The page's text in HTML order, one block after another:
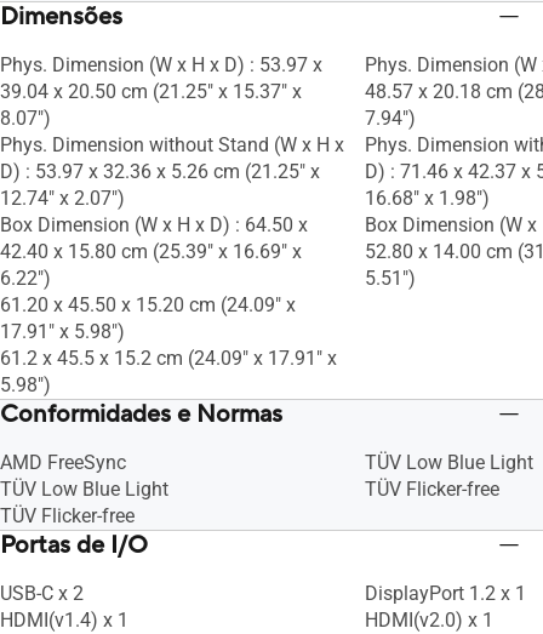
Dimensões
Phys. Dimension (W x H x D) : 53.97 x
39.04 x 20.50 cm (21.25" x 15.37" x
8.07")
Phys. Dimension without Stand (W x H x
D) : 53.97 x 32.36 x 5.26 cm (21.25" x
12.74" x 2.07")
Box Dimension (W x H x D) : 64.50 x
42.40 x 15.80 cm (25.39" x 16.69" x
6.22")
61.20 x 45.50 x 15.20 cm (24.09" x
17.91" x 5.98")
61.2 x 45.5 x 15.2 cm (24.09" x 17.91" x
5.98")
Phys. Dimension
48.57 x 20.18 cm
7.94")
Phys. Dimension
D) : 71.46 x 42.37 x
16.68" x 1.98")
Box Dimension (W
52.80 x 14.00 cm
5.51")
Conformidades e Normas
AMD FreeSync
TÜV Low Blue Light
TÜV Flicker-free
TÜV Low Blue Light
TÜV Flicker-free
Portas de I/O
USB-C x 2
HDMI(v1.4) x 1
DisplayPort 1.2 x 1
HDMI(v2.0) x 1